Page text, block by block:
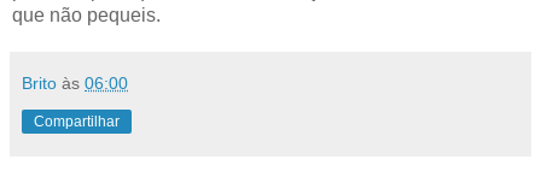
que não pequeis.
Brito às 06:00
Compartilhar